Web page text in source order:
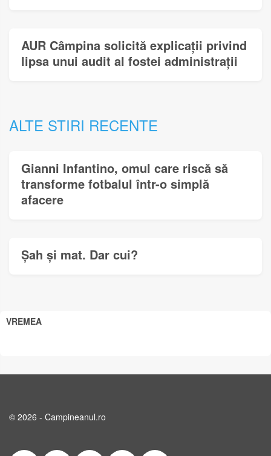
AUR Câmpina solicită explicații privind
lipsa unui audit al fostei administrații
ALTE STIRI RECENTE
Gianni Infantino, omul care riscă să
transforme fotbalul într-o simplă
afacere
Șah și mat. Dar cui?
VREMEA
© 2026 - Campineanul.ro